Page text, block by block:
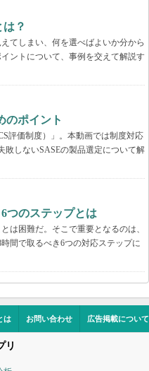
？
てしまい、何を選べばよいか分から
ントについて、事例を交えて解説す
のポイント
評価制度）」。本動画では制度対応
敗しないSASEの製品選定について解
つのステップとは
は困難だ。そこで重要となるのは、
間で取るべき6つの対応ステップに
は お問い合わせ 広告掲載について
リ